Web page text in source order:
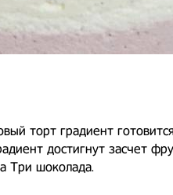
торт градиент
достигнут засчет
Три шоколада.